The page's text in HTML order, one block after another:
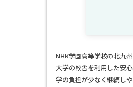
NHK学園高等学校の北九
大学の校舎を利用した安
学の負担が少なく継続し